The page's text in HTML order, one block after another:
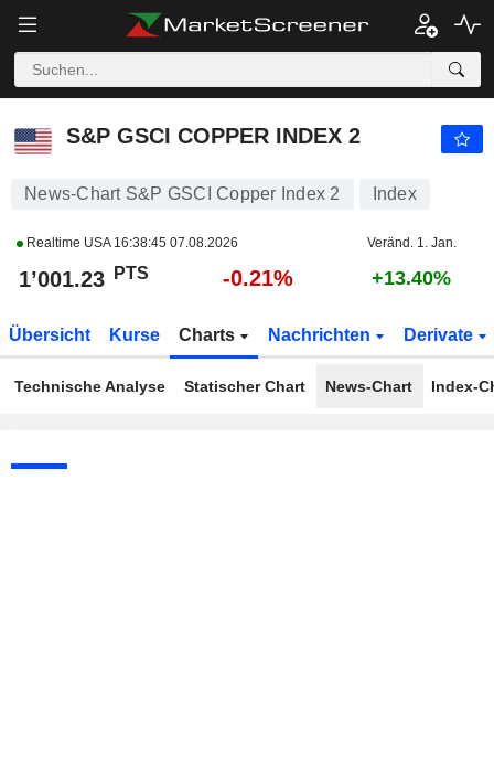
S&P GSCI COPPER INDEX 2
News-Chart S&P GSCI Copper Index 2 Index
Realtime USA 16:38:45 07.08.2026 Veränd. 1. Jan.
1’001.23 PTS -0.21% +13.40%
Übersicht Kurse Charts Nachrichten Derivate
Technische Analyse Statischer Chart News-Chart Index-